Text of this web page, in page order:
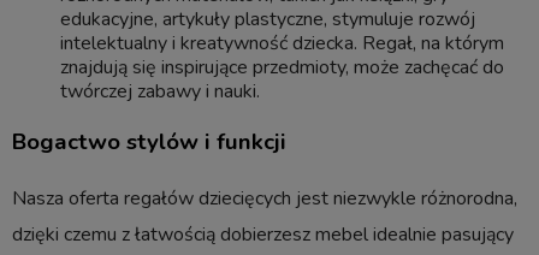
edukacyjne, artykuły plastyczne, stymuluje rozwój
intelektualny i kreatywność dziecka. Regał, na którym
znajdują się inspirujące przedmioty, może zachęcać do
twórczej zabawy i nauki.
Bogactwo stylów i funkcji
Nasza oferta regałów dziecięcych jest niezwykle różnorodna,
dzięki czemu z łatwością dobierzesz mebel idealnie pasujący